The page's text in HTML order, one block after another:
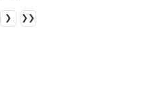
❯ ❯❯